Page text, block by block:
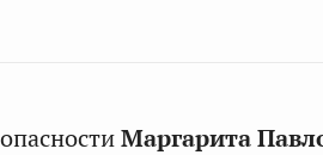
Маргарита